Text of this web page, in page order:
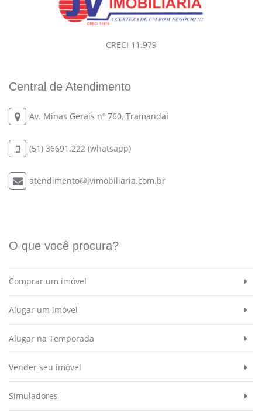
CRECI 11.979
Central de Atendimento
Av. Minas Gerais nº 760, Tramandaí
(51) 36691.222 (whatsapp)
atendimento@jvimobiliaria.com.br
O que você procura?
Comprar um imóvel
Alugar um imóvel
Alugar na Temporada
Vender seu imóvel
Simuladores